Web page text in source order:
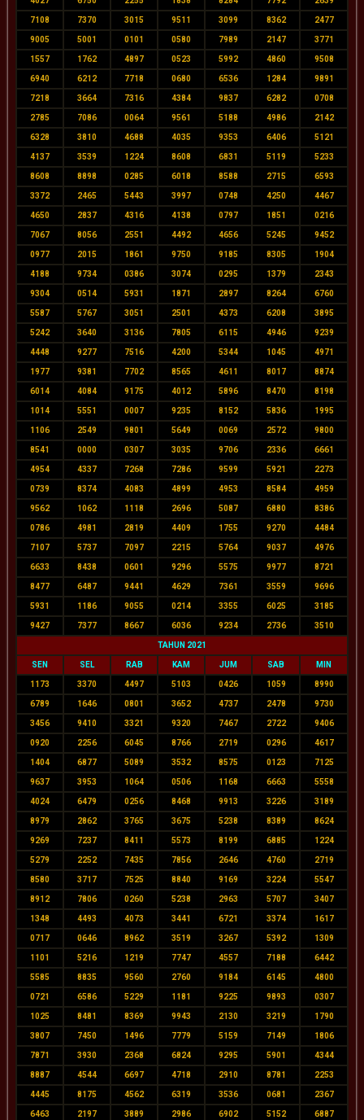
7108 7370 3015 9511 3099 8362 2477
9005 5001 0101 0580 7989 2147 3771
1557 1762 4897 0523 5992 4860 9508
6940 6212 7718 0680 6536 1284 9891
7218 3664 7316 4384 9837 6282 0708
2785 7086 0064 9561 5188 4986 2142
6328 3810 4688 4035 9353 6406 5121
4137 3539 1224 8608 6831 5119 5233
8608 8898 0285 6018 8588 2715 6593
3372 2465 5443 3997 0748 4250 4467
4650 2837 4316 4138 0797 1851 0216
7067 8056 2551 4492 4656 5245 9452
0977 2015 1861 9750 9185 8305 1904
4188 9734 0386 3074 0295 1379 2343
9304 0514 5931 1871 2897 8264 6760
5587 5767 3051 2501 4373 6208 3895
5242 3640 3136 7805 6115 4946 9239
4448 9277 7516 4200 5344 1045 4971
1977 9381 7702 8565 4611 8017 8874
6014 4084 9175 4012 5896 8470 8198
1014 5551 0007 9235 8152 5836 1995
1106 2549 9801 5649 0069 2572 9800
8541 0000 0307 3035 9706 2336 6661
4954 4337 7268 7286 9599 5921 2273
0739 8374 4083 4899 4953 8584 4959
9562 1062 1118 2696 5087 6880 8386
0786 4981 2819 4409 1755 9270 4484
7107 5737 7097 2215 5764 9037 4976
6633 8438 0601 9296 5575 9977 8721
8477 6487 9441 4629 7361 3559 9696
5931 1186 9055 0214 3355 6025 3185
9427 7377 8667 6036 9234 2736 3510
TAHUN 2021
SEN SEL RAB KAM JUM SAB MIN
1173 3370 4497 5103 0426 1059 8990
6789 1646 0801 3652 4737 2478 9730
3456 9410 3321 9320 7467 2722 9406
0920 2256 6045 8766 2719 0296 4617
1404 6877 5089 3532 8575 0123 7125
9637 3953 1064 0506 1168 6663 5558
4024 6479 0256 8468 9913 3226 3189
8979 2862 3765 3675 5238 8389 8624
9269 7237 8411 5573 8199 6885 1224
5279 2252 7435 7856 2646 4760 2719
8580 3717 7525 8840 9169 3224 5547
8912 7806 0260 5238 2963 5707 3407
1348 4493 4073 3441 6721 3374 1617
0717 0646 8962 3519 3267 5392 1309
1101 5216 1219 7747 4557 7188 6442
5585 8835 9560 2760 9184 6145 4800
0721 6586 5229 1181 9225 9893 0307
1025 8481 8369 9943 2130 3219 1790
3807 7450 1496 7779 5159 7149 1806
7871 3930 2368 6824 9295 5901 4344
8887 4544 6697 4718 2910 8781 2253
4445 8175 4562 6319 3536 0681 2367
6463 2197 3889 2986 6902 5152 6887